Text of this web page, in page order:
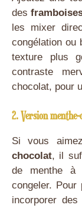
des
les mixer
congélation ou
texture plus
contraste
chocolat, pour
2. Version menthe-
Si vous
chocolat, il
de menthe à
congeler.
incorporer